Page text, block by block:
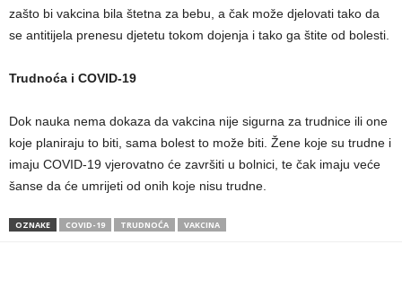
zašto bi vakcina bila štetna za bebu, a čak može djelovati tako da
se antitijela prenesu djetetu tokom dojenja i tako ga štite od bolesti.
Trudnoća i COVID-19
Dok nauka nema dokaza da vakcina nije sigurna za trudnice ili one
koje planiraju to biti, sama bolest to može biti. Žene koje su trudne i
imaju COVID-19 vjerovatno će završiti u bolnici, te čak imaju veće
šanse da će umrijeti od onih koje nisu trudne.
OZNAKE COVID-19 TRUDNOĆA VAKCINA